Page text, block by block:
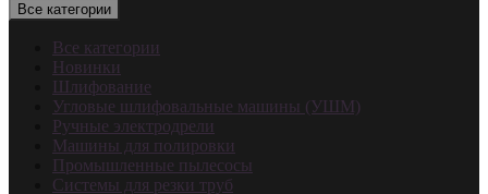
Все категории
Все категории
Новинки
Шлифование
Угловые шлифовальные машины (УШМ)
Ручные электродрели
Машины для полировки
Промышленные пылесосы
Системы для резки труб